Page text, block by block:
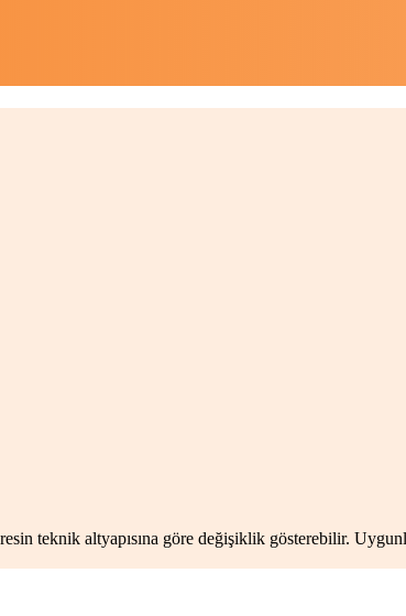
teknik altyapısına göre değişiklik gösterebilir.